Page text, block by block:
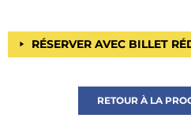
RÉSERVER AVEC BILLET
RETOUR À LA